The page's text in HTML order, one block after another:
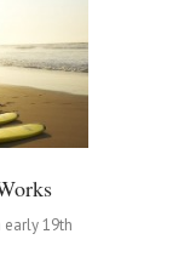
early 19th